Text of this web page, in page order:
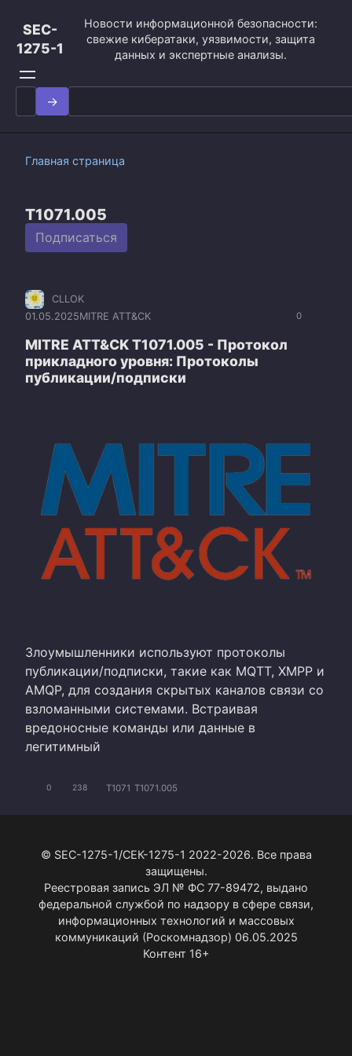
контенту
SEC-
1275-1
Новости информационной безопасности:
свежие кибератаки, уязвимости, защита
данных и экспертные анализы.
Search
for:
Главная страница
T1071.005
Подписаться
0
CLLOK
01.05.2025MITRE ATT&CK
MITRE ATT&CK T1071.005 - Протокол
прикладного уровня: Протоколы
публикации/подписки
Злоумышленники используют протоколы
публикации/подписки, такие как MQTT, XMPP и
AMQP, для создания скрытых каналов связи со
взломанными системами. Встраивая
вредоносные команды или данные в
легитимный
0 238 T1071 T1071.005
© SEC-1275-1/СЕК-1275-1 2022-2026. Все права
защищены.
Реестровая запись ЭЛ № ФС 77-89472, выдано
федеральной службой по надзору в сфере связи,
информационных технологий и массовых
коммуникаций (Роскомнадзор) 06.05.2025
Контент 16+